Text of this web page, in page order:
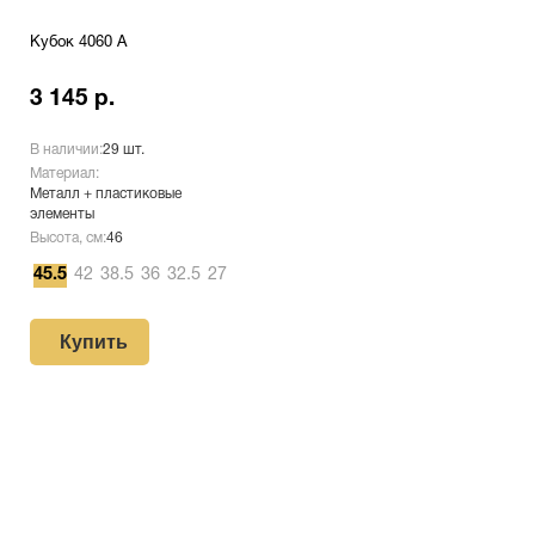
Кубок 4060 A
3 145 р.
В наличии:29 шт.
Материал:
Металл + пластиковые
элементы
Высота, см:46
45.5 42 38.5 36 32.5 27
Купить